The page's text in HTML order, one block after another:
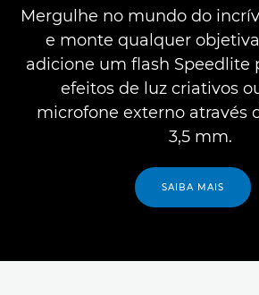
Mergulhe no mundo do
e monte qualquer objetiva
adicione um flash Speedlite
efeitos de luz criativos
microfone externo através
3,5 mm.
SAIBA MAIS